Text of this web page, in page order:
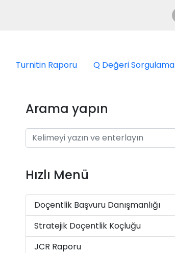
Turnitin Raporu
Q Değeri Sorgulama
Arama yapın
Hızlı Menü
Doçentlik Başvuru Danışmanlığı
Stratejik Doçentlik Koçluğu
JCR Raporu